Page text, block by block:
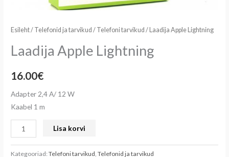
Esileht/ Telefonid ja tarvikud / Telefoni tarvikud / Laadija Apple Lightning
Laadija Apple Lightning
16.00€
Adapter 2,4 A/ 12 W
Kaabel 1 m
Lisa korvi
Kategooriad:Telefoni tarvikud,Telefonid ja tarvikud